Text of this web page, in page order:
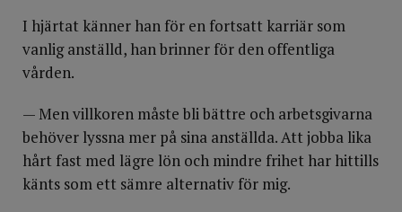
I hjärtat känner han för en fortsatt karriär som
vanlig anställd, han brinner för den offentliga
vården.
— Men villkoren måste bli bättre och arbetsgivarna
behöver lyssna mer på sina anställda. Att jobba lika
hårt fast med lägre lön och mindre frihet har hittills
känts som ett sämre alternativ för mig.